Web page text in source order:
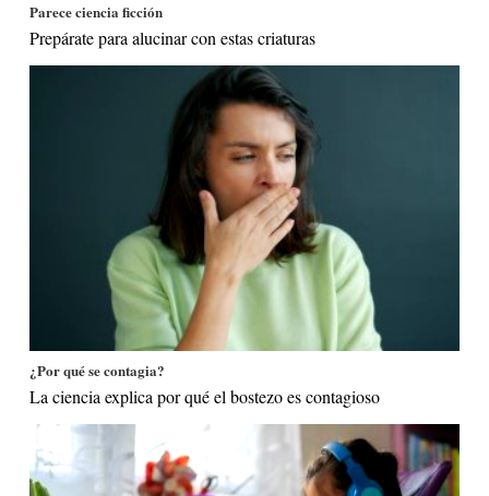
Parece ciencia ficción
Prepárate para alucinar con estas criaturas
¿Por qué se contagia?
La ciencia explica por qué el bostezo es contagioso